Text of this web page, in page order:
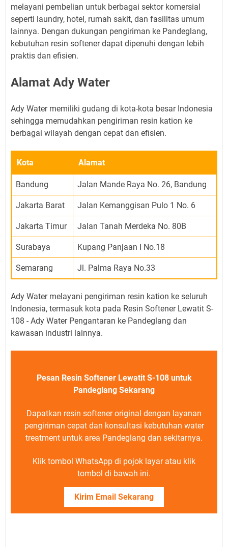
melayani pembelian untuk berbagai sektor komersial
seperti laundry, hotel, rumah sakit, dan fasilitas umum
lainnya. Dengan dukungan pengiriman ke Pandeglang,
kebutuhan resin softener dapat dipenuhi dengan lebih
praktis dan efisien.
Alamat Ady Water
Ady Water memiliki gudang di kota-kota besar Indonesia
sehingga memudahkan pengiriman resin kation ke
berbagai wilayah dengan cepat dan efisien.
Kota Alamat
Bandung Jalan Mande Raya No. 26, Bandung
Jakarta Barat Jalan Kemanggisan Pulo 1 No. 6
Jakarta Timur Jalan Tanah Merdeka No. 80B
Surabaya Kupang Panjaan I No.18
Semarang Jl. Palma Raya No.33
Ady Water melayani pengiriman resin kation ke seluruh
Indonesia, termasuk kota pada Resin Softener Lewatit S-
108 - Ady Water Pengantaran ke Pandeglang dan
kawasan industri lainnya.
Pesan Resin Softener Lewatit S-108 untuk
Pandeglang Sekarang
Dapatkan resin softener original dengan layanan
pengiriman cepat dan konsultasi kebutuhan water
treatment untuk area Pandeglang dan sekitarnya.
Klik tombol WhatsApp di pojok layar atau klik
tombol di bawah ini.
Kirim Email Sekarang